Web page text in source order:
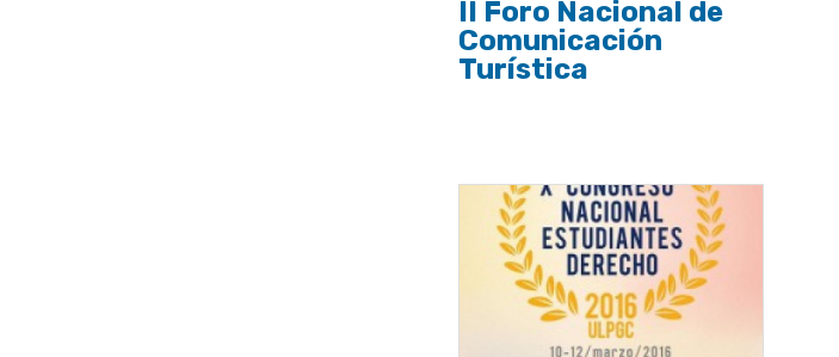
II Foro Nacional de
Comunicación
Turística